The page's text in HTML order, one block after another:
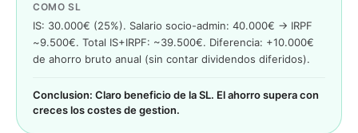
COMO SL
IS: 30.000€ (25%). Salario socio-admin: 40.000€ → IRPF
~9.500€. Total IS+IRPF: ~39.500€. Diferencia: +10.000€
de ahorro bruto anual (sin contar dividendos diferidos).
Conclusion: Claro beneficio de la SL. El ahorro supera con
creces los costes de gestion.